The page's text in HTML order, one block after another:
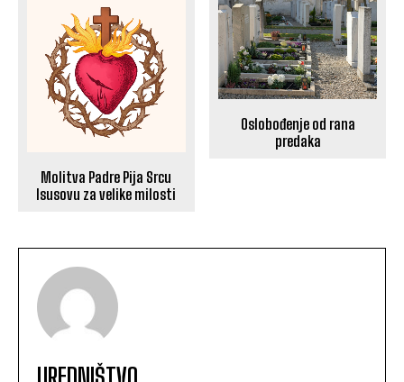
Molitva Padre Pija Srcu
Isusovu za velike milosti
Oslobođenje od rana
predaka